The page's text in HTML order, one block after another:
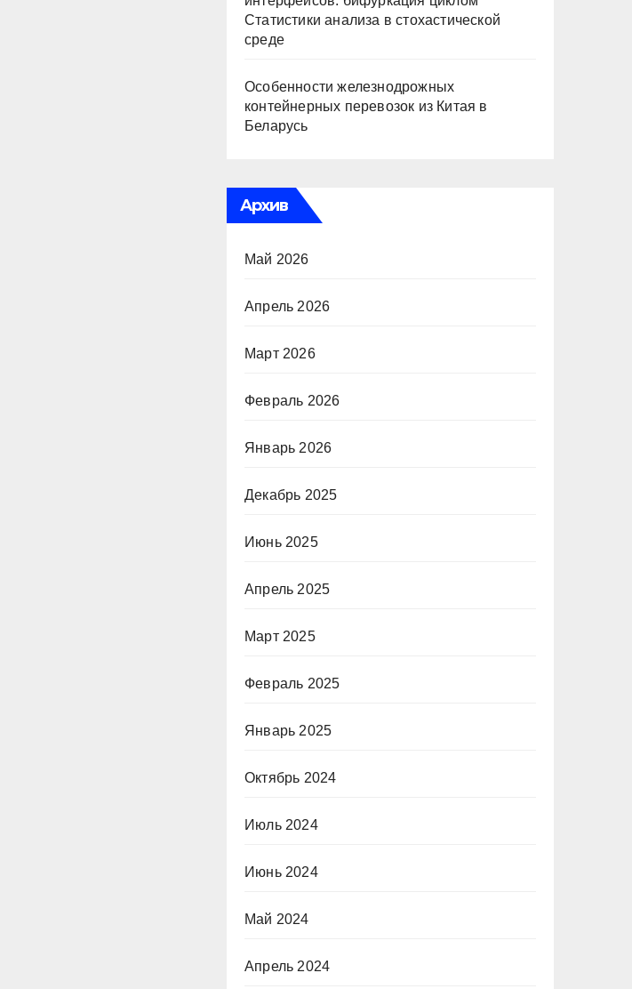
Статистики анализа в стохастической
среде
Особенности железнодрожных
контейнерных перевозок из Китая в
Беларусь
Архив
Май 2026
Апрель 2026
Март 2026
Февраль 2026
Январь 2026
Декабрь 2025
Июнь 2025
Апрель 2025
Март 2025
Февраль 2025
Январь 2025
Октябрь 2024
Июль 2024
Июнь 2024
Май 2024
Апрель 2024